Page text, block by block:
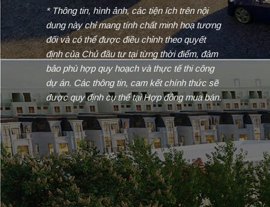
* Thông tin, hình ảnh, các tiện ích trên nội
dung này chỉ mang tính chất minh hoạ tương
đối và có thể được điều chỉnh theo quyết
định của Chủ đầu tư tại từng thời điểm, đảm
bảo phù hợp quy hoạch và thực tế thi công
dự án. Các thông tin, cam kết chính thức sẽ
được quy định cụ thể tại Hợp đồng mua bán.